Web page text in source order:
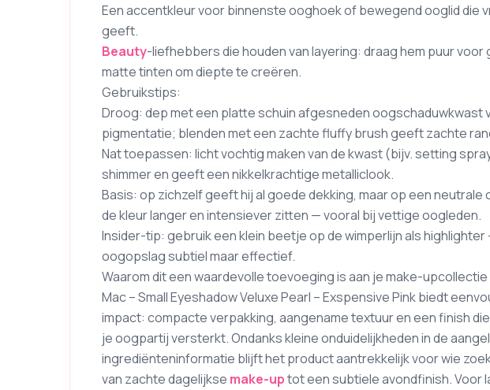
Een accentkleur voor binnenste ooghoek of bewegend ooglid die
geeft.
Beauty-liefhebbers die houden van layering: draag hem puur
matte tinten om diepte te creëren.
Gebruikstips:
Droog: dep met een platte schuin afgesneden oogschaduwkwast
pigmentatie; blenden met een zachte fluffy brush geeft zachte
Nat toepassen: licht vochtig maken van de kwast (bijv. setting
shimmer en geeft een nikkelkrachtige metalliclook.
Basis: op zichzelf geeft hij al goede dekking, maar op een
de kleur langer en intensiever zitten — vooral bij vettige oogleden.
Insider-tip: gebruik een klein beetje op de wimperlijn als
oogopslag subtiel maar effectief.
Waarom dit een waardevolle toevoeging is aan je make-upcollectie
Mac – Small Eyeshadow Veluxe Pearl – Exspensive Pink biedt
impact: compacte verpakking, aangename textuur en een finish
je oogpartij versterkt. Ondanks kleine onduidelijkheden in de
ingrediënteninformatie blijft het product aantrekkelijk voor wie
van zachte dagelijkse make-uptot een subtiele avondfinish. Voor